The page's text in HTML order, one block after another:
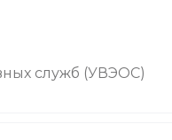
служб (УВЭОС)